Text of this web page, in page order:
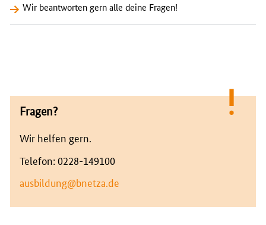
Wir beantworten gern alle deine Fragen!
Fragen?
Wir helfen gern.
Telefon: 0228-149100
ausbildung@bnetza.de